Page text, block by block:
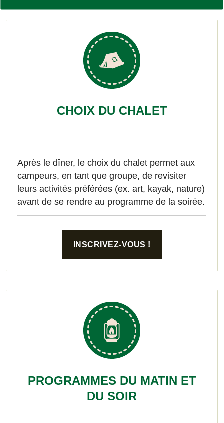
CHOIX DU CHALET
Après le dîner, le choix du chalet permet aux
campeurs, en tant que groupe, de revisiter
leurs activités préférées (ex. art, kayak, nature)
avant de se rendre au programme de la soirée.
INSCRIVEZ-VOUS !
PROGRAMMES DU MATIN ET
DU SOIR